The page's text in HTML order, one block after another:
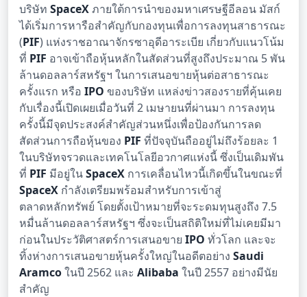
บริษัท SpaceXภายใต้การนำของมหาเศรษฐีอีลอน มัสก์
ได้เริ่มการหารือสำคัญกับกองทุนเพื่อการลงทุนสาธารณะ
(PIF) แห่งราชอาณาจักรซาอุดีอาระเบีย เกี่ยวกับแนวโน้ม
ที่ PIF อาจเข้าถือหุ้นหลักในสัดส่วนที่สูงถึงประมาณ 5 พัน
ล้านดอลลาร์สหรัฐฯ ในการเสนอขายหุ้นต่อสาธารณะ
ครั้งแรก หรือ IPO ของบริษัท แหล่งข่าวสองรายที่คุ้นเคย
กับเรื่องนี้เปิดเผยเมื่อวันที่ 2 เมษายนที่ผ่านมา การลงทุน
ครั้งนี้มีจุดประสงค์สำคัญส่วนหนึ่งเพื่อป้องกันการลด
สัดส่วนการถือหุ้นของ PIF ที่ปัจจุบันถืออยู่ไม่ถึงร้อยละ 1
ในบริษัทจรวดและเทคโนโลยีอวกาศแห่งนี้ ซึ่งเป็นเดิมพัน
ที่ PIF มีอยู่ในSpaceX การเคลื่อนไหวนี้เกิดขึ้นในขณะที่
SpaceX กำลังเตรียมพร้อมสำหรับการเข้าสู่
ตลาดหลักทรัพย์ โดยตั้งเป้าหมายที่จะระดมทุนสูงถึง 7.5
หมื่นล้านดอลลาร์สหรัฐฯ ซึ่งจะเป็นสถิติใหม่ที่ไม่เคยมีมา
ก่อนในประวัติศาสตร์การเสนอขาย IPO ทั่วโลก และจะ
ทิ้งห่างการเสนอขายหุ้นครั้งใหญ่ในอดีตอย่าง Saudi
Aramcoในปี 2562 และ Alibaba ในปี 2557 อย่างมีนัย
สำคัญ